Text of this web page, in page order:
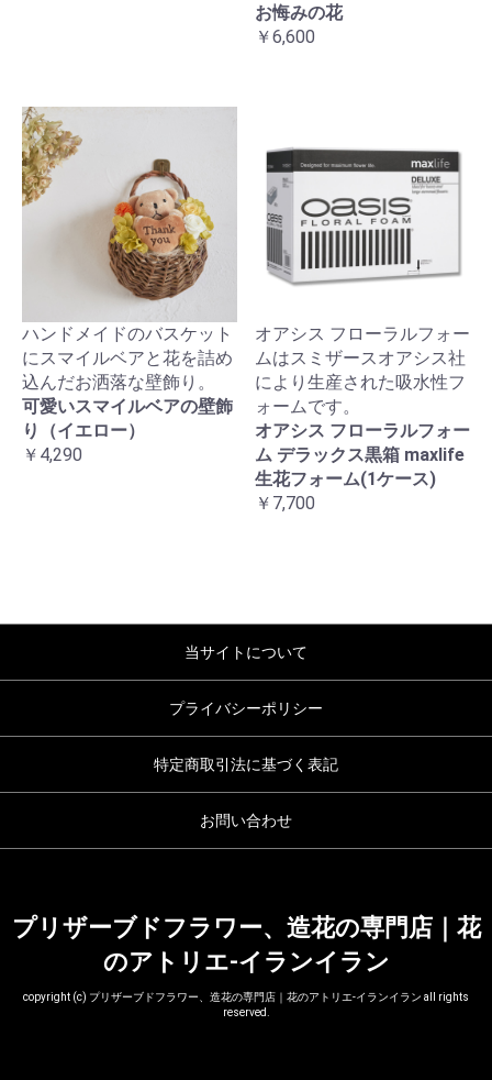
お悔みの花
￥6,600
ハンドメイドのバスケット
にスマイルベアと花を詰め
込んだお洒落な壁飾り。
可愛いスマイルベアの壁飾
り（イエロー）
￥4,290
オアシス フローラルフォー
ムはスミザースオアシス社
により生産された吸水性フ
ォームです。
オアシス フローラルフォー
ム デラックス黒箱 maxlife
生花フォーム(1ケース)
￥7,700
当サイトについて
プライバシーポリシー
特定商取引法に基づく表記
お問い合わせ
プリザーブドフラワー、造花の専門店｜花
のアトリエ-イランイラン
copyright (c) プリザーブドフラワー、造花の専門店｜花のアトリエ-イランイラン all rights
reserved.